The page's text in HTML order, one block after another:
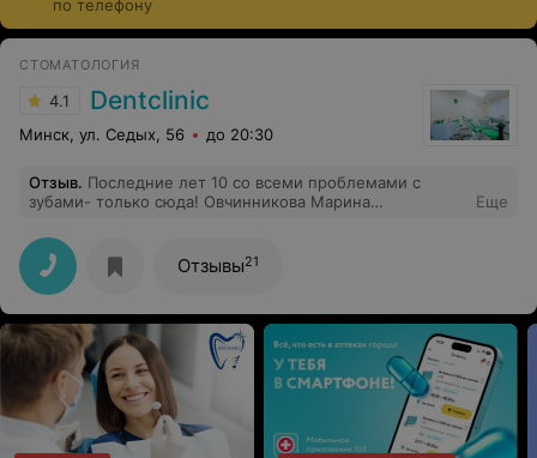
имплантах, во втором соответственно на шести.
Стоимость процедуры зависит от бренда и страны-
производителя, а также типа импланта. Имеются
противопоказания, требуется подготовка ротовой
полости (профессиональная гигиена, обязательно
по телефону
СТОМАТОЛОГИЯ
4.1 Dentclinic
Минск, ул. Седых, 56 до 20:30
Отзыв. Последние лет 10 со всеми проблемами с
зубами- только сюда! Овчинникова Марина
думала, что к стоматологу можно ходить с
удовольствием)) 2 года назад переехала в Питер, но,
по возможности, стараюсь приезжать лечить зубы у
неё. Спасибо всему коллективу, успехов и
процветания клинике!!
Еще
Отзывы21